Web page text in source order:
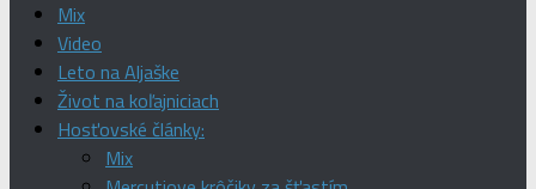
Mix
Video
Leto na Aljaške
Život na koľajniciach
Hosťovské články:
Mix